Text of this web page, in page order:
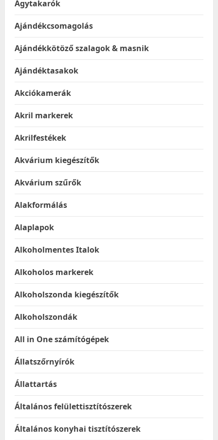
Ágytakarók
Ajándékcsomagolás
Ajándékkötöző szalagok & masnik
Ajándéktasakok
Akciókamerák
Akril markerek
Akrilfestékek
Akvárium kiegészítők
Akvárium szűrők
Alakformálás
Alaplapok
Alkoholmentes Italok
Alkoholos markerek
Alkoholszonda kiegészítők
Alkoholszondák
All in One számítógépek
Állatszőrnyírók
Állattartás
Általános felülettisztítószerek
Általános konyhai tisztítószerek